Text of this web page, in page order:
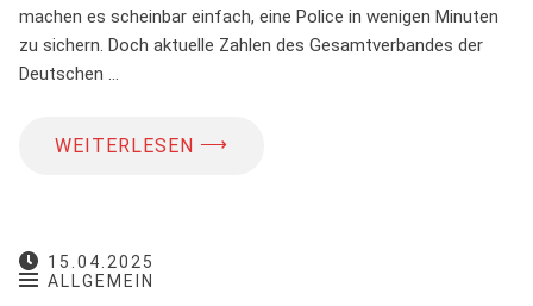
machen es scheinbar einfach, eine Police in wenigen Minuten
zu sichern. Doch aktuelle Zahlen des Gesamtverbandes der
Deutschen …
WEITERLESEN ⟶
15.04.2025
ALLGEMEIN